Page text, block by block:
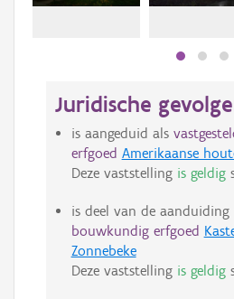
Juridische
is aangeduid als
erfgoed Amerikaanse
Deze vaststelling is geldig
is deel van de aanduiding
bouwkundig erfgoed
Zonnebeke
Deze vaststelling is geldig